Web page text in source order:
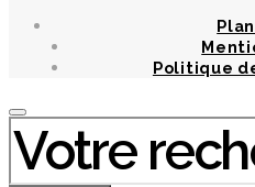
Politique
Chercher